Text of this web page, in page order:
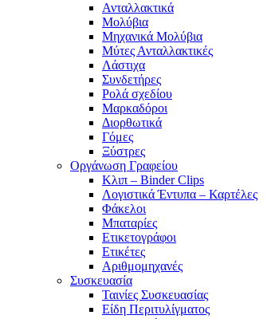
Ανταλλακτικά
Μολύβια
Μηχανικά Μολύβια
Μύτες Ανταλλακτικές
Λάστιχα
Συνδετήρες
Ρολά σχεδίου
Μαρκαδόροι
Διορθωτικά
Γόμες
Ξύστρες
Οργάνωση Γραφείου
Κλιπ – Binder Clips
Λογιστικά Έντυπα – Καρτέλες
Φάκελοι
Μπαταρίες
Ετικετογράφοι
Ετικέτες
Αριθμομηχανές
Συσκευασία
Ταινίες Συσκευασίας
Είδη Περιτυλίγματος